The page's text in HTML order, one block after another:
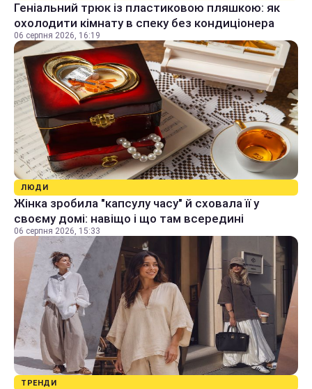
Геніальний трюк із пластиковою пляшкою: як
охолодити кімнату в спеку без кондиціонера
06 серпня 2026, 16:19
ЛЮДИ
Жінка зробила "капсулу часу" й сховала її у
своєму домі: навіщо і що там всередині
06 серпня 2026, 15:33
ТРЕНДИ